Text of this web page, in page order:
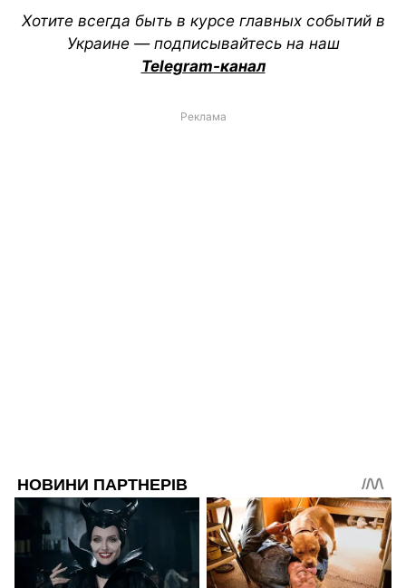
Хотите всегда быть в курсе главных событий в
Украине — подписывайтесь на наш
Telegram-канал
Реклама